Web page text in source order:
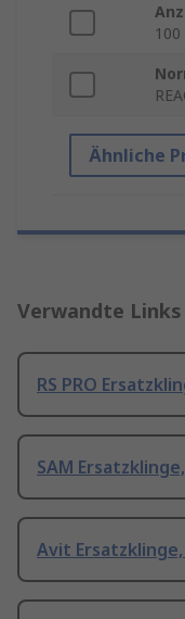
100
Ähnliche
Verwandte Links
RS PRO
SAM
Avit